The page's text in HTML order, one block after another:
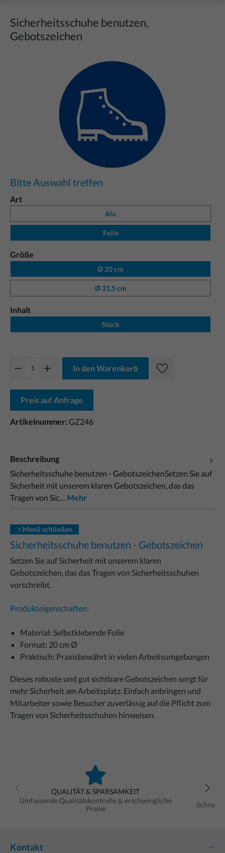
Sicherheitsschuhe benutzen,
Gebotszeichen
Bildergalerie überspringen
Bitte Auswahl treffen
Art
Alu
Folie
Größe
Ø 20 cm
Ø 31,5 cm
Inhalt
Stück
In den Warenkorb
Preis auf Anfrage
Artikelnummer: GZ246
Beschreibung
Sicherheitsschuhe benutzen - GebotszeichenSetzen Sie auf
Sicherheit mit unserem klaren Gebotszeichen, das das
Tragen von Sic… Mehr
Menü schließen
Sicherheitsschuhe benutzen - Gebotszeichen
Setzen Sie auf Sicherheit mit unserem klaren
Gebotszeichen, das das Tragen von Sicherheitsschuhen
vorschreibt.
Produkteigenschaften:
Material: Selbstklebende Folie
Format: 20 cm Ø
Praktisch: Praxisbewährt in vielen Arbeitsumgebungen
Dieses robuste und gut sichtbare Gebotszeichen sorgt für
mehr Sicherheit am Arbeitsplatz. Einfach anbringen und
Mitarbeiter sowie Besucher zuverlässig auf die Pflicht zum
Tragen von Sicherheitsschuhen hinweisen.
QUALITÄT & SPARSAMKEIT
Umfassende Qualitätskontrolle & erschwingliche
Preise
Schnelle
Kontakt